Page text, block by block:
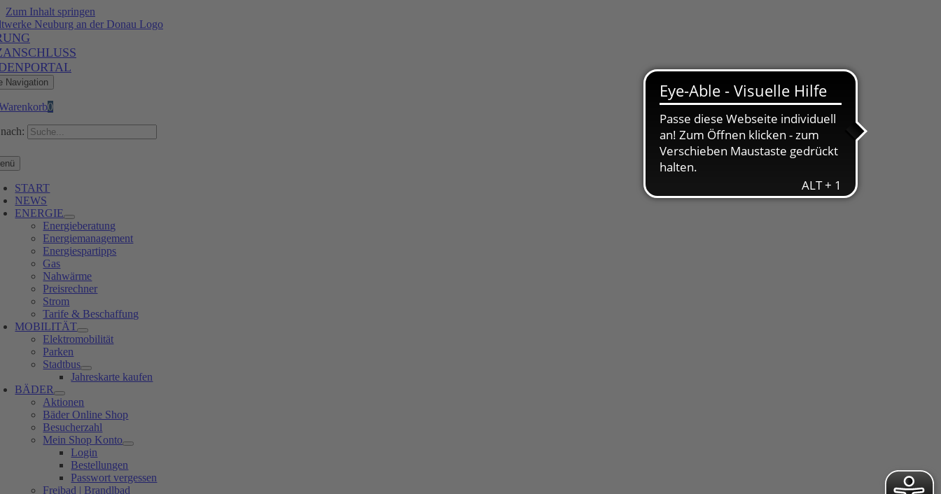
Zum Inhalt springen
Navigation
0
START
NEWS
ENERGIE
Energieberatung
Energiemanagement
Energiespartipps
Gas
Nahwärme
Preisrechner
Strom
Tarife & Beschaffung
MOBILITÄT
Elektromobilität
Parken
Stadtbus
Jahreskarte kaufen
BÄDER
Aktionen
Bäder Online Shop
Besucherzahl
Mein Shop Konto
Login
Bestellungen
Passwort vergessen
Freibad | Brandlbad